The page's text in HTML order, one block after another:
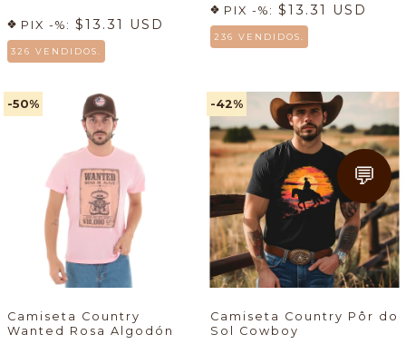
PIX -%: $13.31 USD
326 VENDIDOS.
PIX -%: $13.31 USD
236 VENDIDOS.
-50%
Camiseta Country
Wanted Rosa Algodón
-42%
Camiseta Country Pôr do
Sol Cowboy
💬